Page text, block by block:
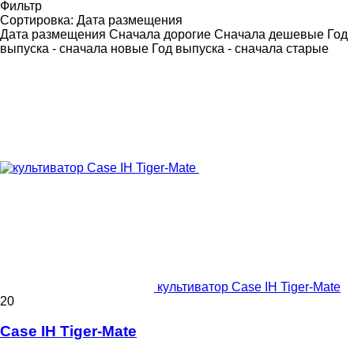
Фильтр
Сортировка: Дата размещения
Дата размещения Сначала дорогие Сначала дешевые Год
выпуска - сначала новые Год выпуска - сначала старые
культиватор Case IH Tiger-Mate
20
Case IH Tiger-Mate